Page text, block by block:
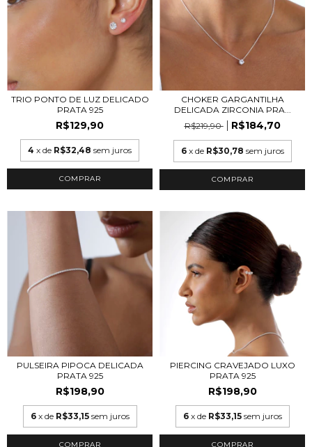
TRIO PONTO DE LUZ DELICADO
PRATA 925
R$129,90
4 x de R$32,48 sem juros
CHOKER GARGANTILHA
DELICADA ZIRCONIA PRA...
R$219,90
R$184,70
6 x de R$30,78 sem juros
PULSEIRA PIPOCA DELICADA
PRATA 925
R$198,90
6 x de R$33,15 sem juros
PIERCING CRAVEJADO LUXO
PRATA 925
R$198,90
6 x de R$33,15 sem juros